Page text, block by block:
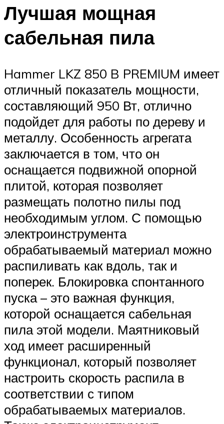
Лучшая мощная
сабельная пила
Hammer LKZ 850 B PREMIUM имеет
отличный показатель мощности,
составляющий 950 Вт, отлично
подойдет для работы по дереву и
металлу. Особенность агрегата
заключается в том, что он
оснащается подвижной опорной
плитой, которая позволяет
размещать полотно пилы под
необходимым углом. С помощью
электроинструмента
обрабатываемый материал можно
распиливать как вдоль, так и
поперек. Блокировка спонтанного
пуска – это важная функция,
которой оснащается сабельная
пила этой модели. Маятниковый
ход имеет расширенный
функционал, который позволяет
настроить скорость распила в
соответствии с типом
обрабатываемых материалов.